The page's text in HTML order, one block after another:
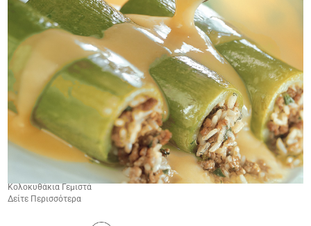
Κολοκυθάκια Γεμιστά
Δείτε Περισσότερα